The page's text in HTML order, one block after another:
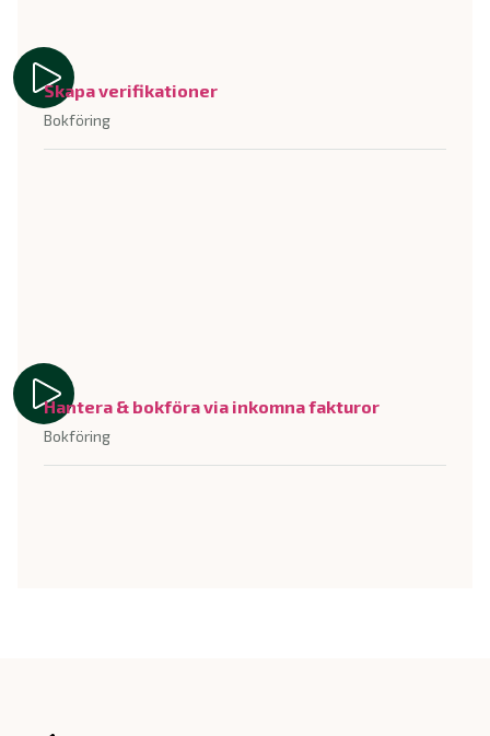
Skapa verifikationer
Bokföring
Hantera & bokföra via inkomna fakturor
Bokföring